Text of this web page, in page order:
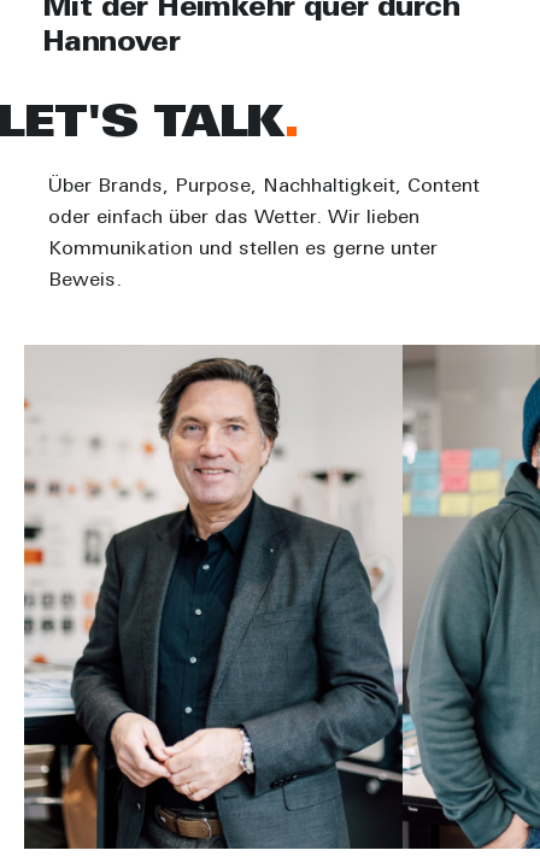
Mit der Heimkehr quer durch
Hannover
TALK
Über Brands, Purpose, Nachhaltigkeit, Content
oder einfach über das Wetter. Wir lieben
Kommunikation und stellen es gerne unter
Beweis.